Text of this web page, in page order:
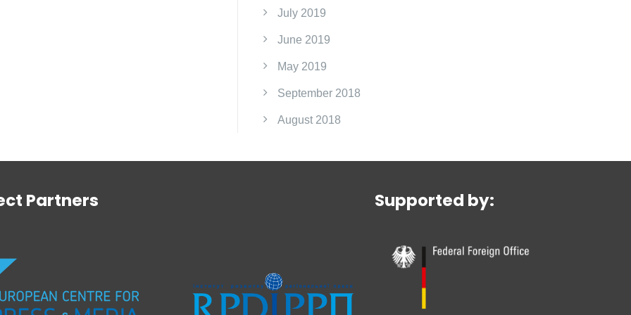
July 2019
June 2019
May 2019
September 2018
August 2018
Partners Supported by: